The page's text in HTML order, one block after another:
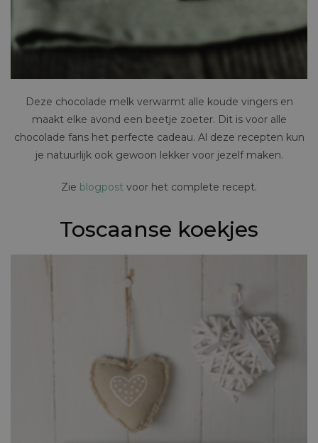
Deze chocolade melk verwarmt alle koude vingers en
maakt elke avond een beetje zoeter. Dit is voor alle
chocolade fans het perfecte cadeau. Al deze recepten kun
je natuurlijk ook gewoon lekker voor jezelf maken.
Zie blogpost voor het complete recept.
Toscaanse koekjes